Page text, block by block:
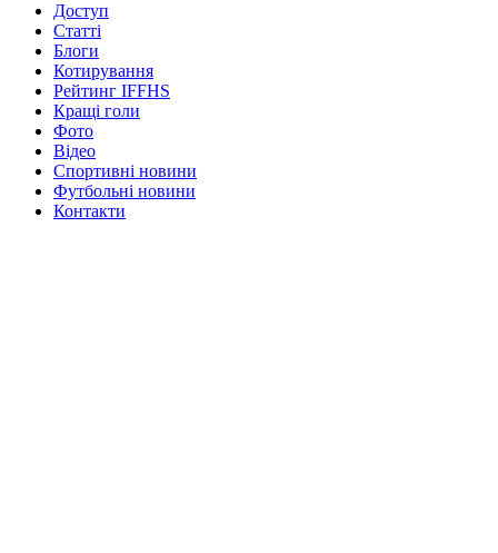
Доступ
Статті
Блоги
Котирування
Рейтинг IFFHS
Кращі голи
Фото
Відео
Спортивні новини
Футбольні новини
Контакти